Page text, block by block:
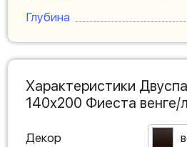
Глубина
Характеристики
140х200 Фиеста венге/
Декор